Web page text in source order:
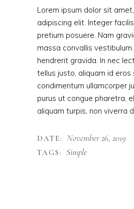
Lorem ipsum dolor sit
adipiscing elit. Integer
pretium posuere. Nam
massa convallis
hendrerit gravida. In nec
tellus justo, aliquam id eros
condimentum ullamcorper
purus ut congue pharetra,
aliquam turpis, non viverra
DATE: November 26, 2019
TAGS: Simple